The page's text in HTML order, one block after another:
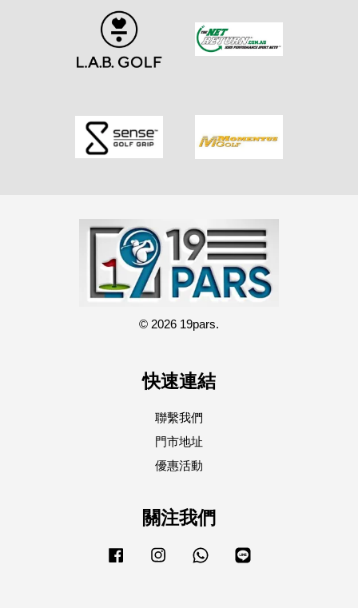
© 2026 19pars.
快速連結
聯繫我們
門市地址
優惠活動
關注我們
Facebook Instagram Whatsapp